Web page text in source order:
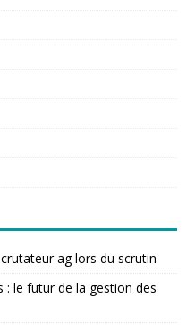
ag lors du scrutin
: le futur de la gestion des